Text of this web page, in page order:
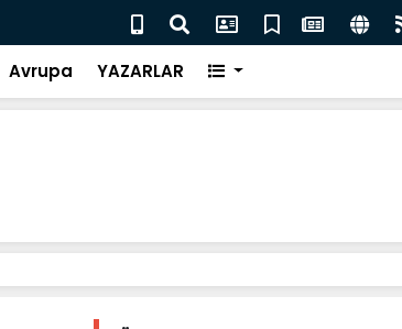
Salah transferi için İngiliz medyası ne diyor?
Avrupa YAZARLAR